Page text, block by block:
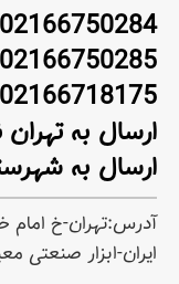
02166750284
02166750285
02166718175
ارسال به تهران نهایت
ارسال به شهرستان
آدرس:تهران-خ امام
ایران-ابزار صنعتی